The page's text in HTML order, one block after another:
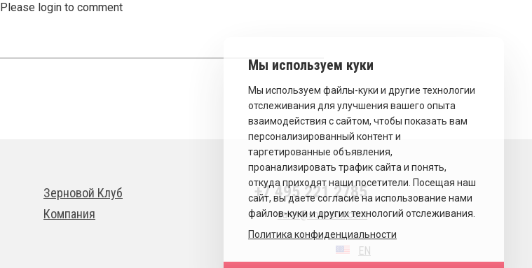
Please login to comment
Зерновой Клуб
Компания
+7 495 221 2785
sales@sovecon.com
EN
Политика конфиденциальности